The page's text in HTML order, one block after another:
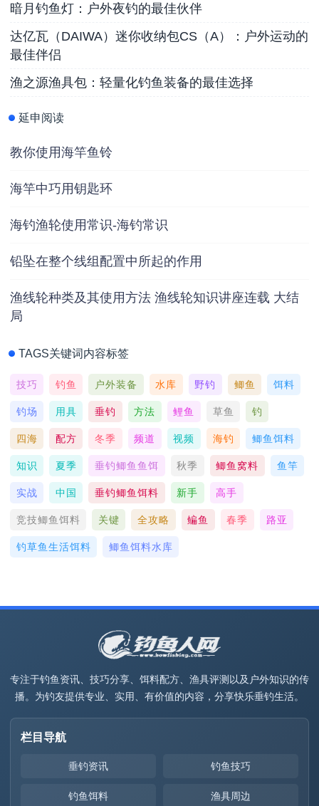
暗月钓鱼灯：户外夜钓的最佳伙伴
达亿瓦（DAIWA）迷你收纳包CS（A）：户外运动的
最佳伴侣
渔之源渔具包：轻量化钓鱼装备的最佳选择
延申阅读
教你使用海竿鱼铃
海竿中巧用钥匙环
海钓渔轮使用常识-海钓常识
铅坠在整个线组配置中所起的作用
渔线轮种类及其使用方法 渔线轮知识讲座连载 大结
局
TAGS关键词内容标签
技巧 钓鱼 户外装备 水库 野钓 鲫鱼 饵料
钓场 用具 垂钓 方法 鲤鱼 草鱼 钓
四海 配方 冬季 频道 视频 海钓 鲫鱼饵料
知识 夏季 垂钓鲫鱼鱼饵 秋季 鲫鱼窝料 鱼竿
实战 中国 垂钓鲫鱼饵料 新手 高手
竞技鲫鱼饵料 关键 全攻略 鳊鱼 春季 路亚
钓草鱼生活饵料 鲫鱼饵料水库
专注于钓鱼资讯、技巧分享、饵料配方、渔具评测以及户外知识的传
播。为钓友提供专业、实用、有价值的内容，分享快乐垂钓生活。
栏目导航
垂钓资讯 钓鱼技巧
钓鱼饵料 渔具周边